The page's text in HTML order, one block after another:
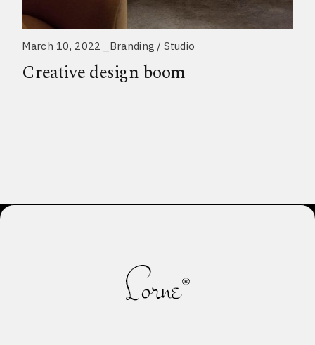
March 10, 2022 Branding Studio
Creative design boom